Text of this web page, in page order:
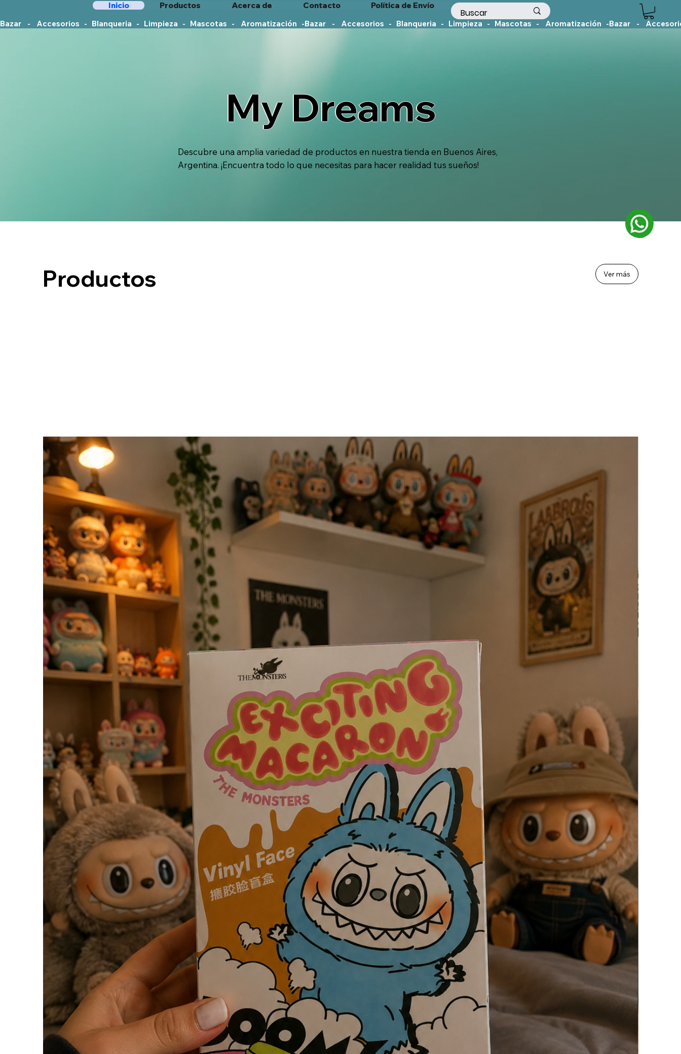
Inicio Productos Acerca de Contacto
Política de Envío
Bazar    -    Accesorios   -   Blanqueria   -   Limpieza   -   Mascotas   -    Aromatización   -
Descubre una amplia variedad de productos en nuestra tienda en Buenos Aires,
Argentina. ¡Encuentra todo lo que necesitas para hacer realidad tus sueños!
My Dreams
Productos Ver más